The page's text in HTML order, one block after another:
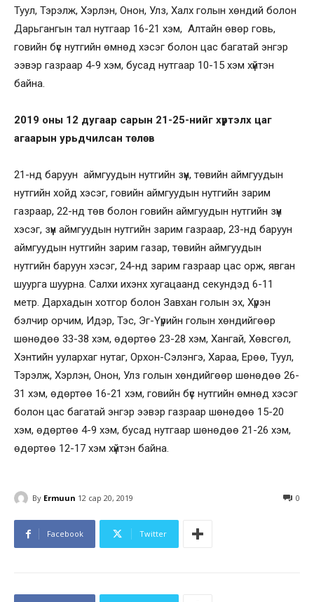
Туул, Тэрэлж, Хэрлэн, Онон, Улз, Халх голын хөндий болон
Дарьгангын тал нутгаар 16-21 хэм, Алтайн өвөр говь,
говийн бүс нутгийн өмнөд хэсэг болон цас багатай энгэр
ээвэр газраар 4-9 хэм, бусад нутгаар 10-15 хэм хүйтэн
байна.
2019 оны 12 дугаар сарын 21-25-нийг хүртэлх цаг
агаарын урьдчилсан төлөв
21-нд баруун аймгуудын нутгийн зүүн, төвийн аймгуудын
нутгийн хойд хэсэг, говийн аймгуудын нутгийн зарим
газраар, 22-нд төв болон говийн аймгуудын нутгийн зүүн
хэсэг, зүүн аймгуудын нутгийн зарим газраар, 23-нд баруун
аймгуудын нутгийн зарим газар, төвийн аймгуудын
нутгийн баруун хэсэг, 24-нд зарим газраар цас орж, явган
шуурга шуурна. Салхи ихэнх хугацаанд секундэд 6-11
метр. Дархадын хотгор болон Завхан голын эх, Хүрэн
бэлчир орчим, Идэр, Тэс, Эг-Үүрийн голын хөндийгөөр
шөнөдөө 33-38 хэм, өдөртөө 23-28 хэм, Хангай, Хөвсгөл,
Хэнтийн уулархаг нутаг, Орхон-Сэлэнгэ, Хараа, Ерөө, Туул,
Тэрэлж, Хэрлэн, Онон, Улз голын хөндийгөөр шөнөдөө 26-
31 хэм, өдөртөө 16-21 хэм, говийн бүс нутгийн өмнөд хэсэг
болон цас багатай энгэр ээвэр газраар шөнөдөө 15-20
хэм, өдөртөө 4-9 хэм, бусад нутгаар шөнөдөө 21-26 хэм,
өдөртөө 12-17 хэм хүйтэн байна.
By Ermuun 12 сар 20, 2019 0
Facebook Twitter